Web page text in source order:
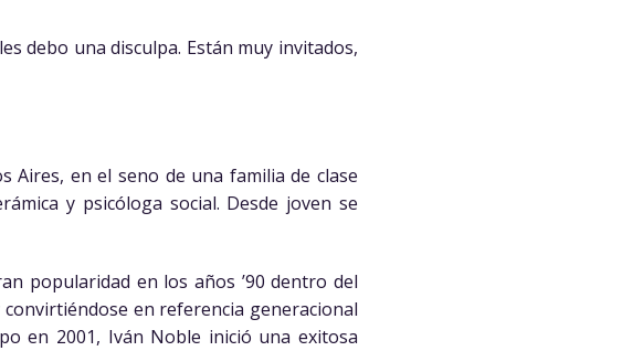
debo una disculpa. Están muy invitados,
Aires, en el seno de una familia de clase
y psicóloga social. Desde joven se
popularidad en los años ’90 dentro del
en referencia generacional
en 2001, Iván Noble inició una exitosa